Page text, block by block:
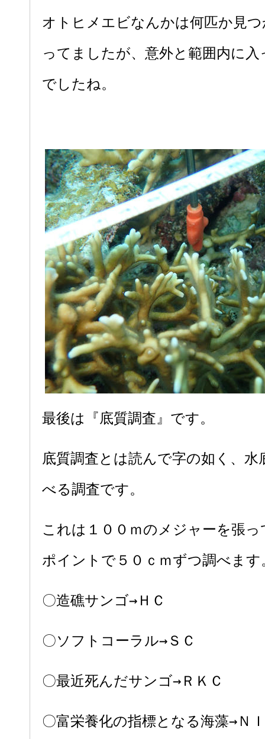
オトヒメエビなんかは何匹か見
ってましたが、意外と範囲内に
でしたね。
最後は『底質調査』です。
底質調査とは読んで字の如く、水
べる調査です。
これは１００ｍのメジャーを張
ポイントで５０ｃｍずつ調べます
〇造礁サンゴ→ＨＣ
〇ソフトコーラル→ＳＣ
〇最近死んだサンゴ→ＲＫＣ
〇富栄養化の指標となる海藻→Ｎ